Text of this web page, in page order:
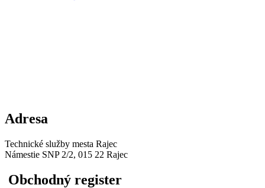
Adresa
Technické služby mesta Rajec
Námestie SNP 2/2, 015 22 Rajec
Obchodný register